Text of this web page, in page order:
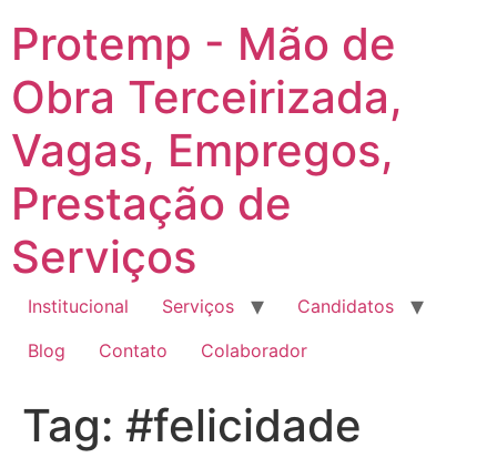
para
conteúdo
Protemp - Mão de
Obra Terceirizada,
Vagas, Empregos,
Prestação de
Serviços
Institucional Serviços
Candidatos
Blog
Contato Colaborador
Tag: #felicidade